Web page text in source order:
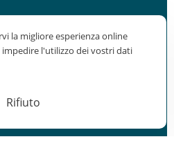
la migliore esperienza online
impedire l'utilizzo dei vostri dati
Rifiuto